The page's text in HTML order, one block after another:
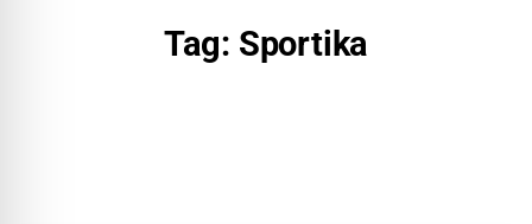
Tag: Sportika